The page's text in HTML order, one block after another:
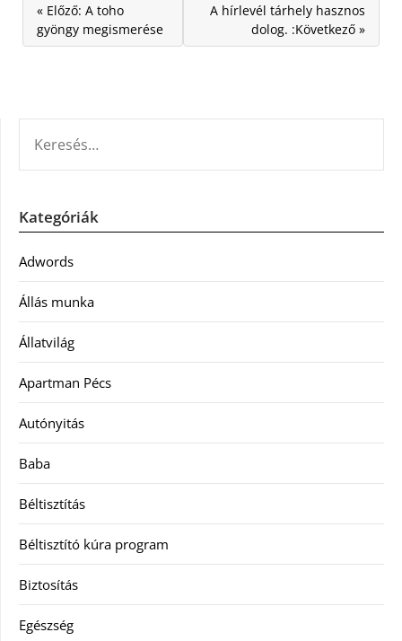
« Előző: A toho
gyöngy megismerése
A hírlevél tárhely hasznos
dolog. :Következő »
Kategóriák
Adwords
Állás munka
Állatvilág
Apartman Pécs
Autónyitás
Baba
Béltisztítás
Béltisztító kúra program
Biztosítás
Egészség